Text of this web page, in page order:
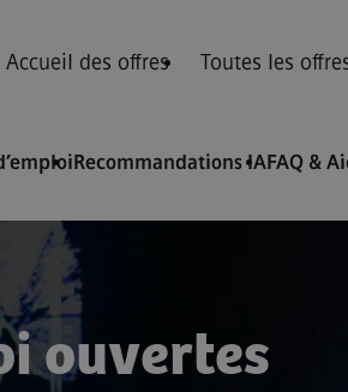
Accueil des offres Toutes les
Recommandations IAFAQ &
ouvertes